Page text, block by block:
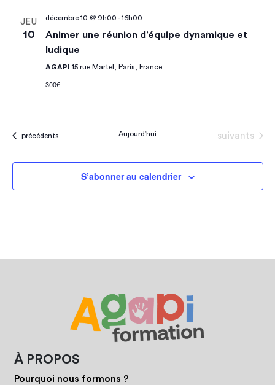
JEU
10
décembre 10 @ 9h00 -16h00
Animer une réunion d’équipe dynamique et
ludique
AGAPI 15 rue Martel, Paris, France
300€
Évènements
précédents Aujourd’hui Évènements
suivants
S’abonner au calendrier
À PROPOS
Pourquoi nous formons ?